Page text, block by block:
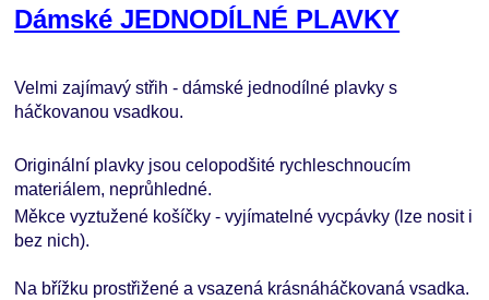
Dámské JEDNODÍLNÉ PLAVKY
Velmi zajímavý střih - dámské jednodílné plavky s
háčkovanou vsadkou.
Originální plavky jsou celopodšité rychleschnoucím
materiálem, neprůhledné.
Měkce vyztužené košíčky - vyjímatelné vycpávky (lze nosit i
bez nich).
Na břížku prostřižené a vsazená krásnáháčkovaná vsadka.